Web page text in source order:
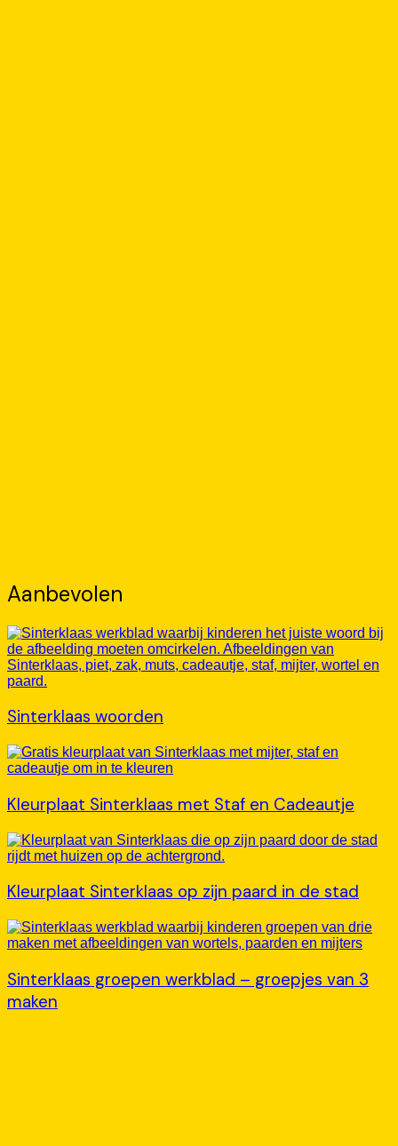
Aanbevolen
Sinterklaas woorden
Kleurplaat Sinterklaas met Staf en Cadeautje
Kleurplaat Sinterklaas op zijn paard in de stad
Sinterklaas groepen werkblad – groepjes van 3
maken